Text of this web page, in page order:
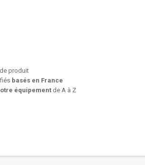
produit
basés en France
équipement de A à Z